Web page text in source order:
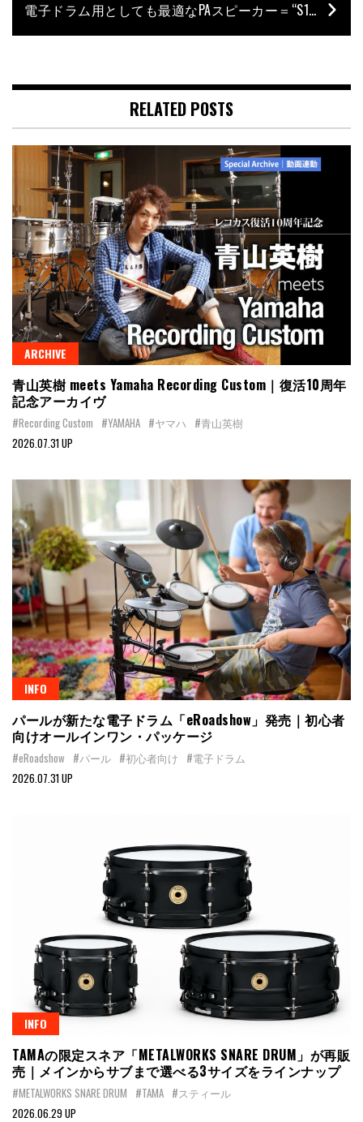
電子ドラム用としても最適なPAスピーカー＝“S1 Pro”のバッテリー非搭載モデル
RELATED POSTS
ARCHIVE
青山英樹 meets Yamaha Recording Custom｜復活10周年
記念アーカイヴ
#Recording Custom #YAMAHA #ヤマハ #青山英樹
2026.07.31 UP
INFO
パールが新たな電子ドラム「eRoadshow」発売｜初心者
向けオールインワン・パッケージ
#eRoadshow #パール #初心者向け #電子ドラム
2026.07.31 UP
INFO
TAMAの限定スネア「METALWORKS SNARE DRUM」が再販
売｜メインからサブまで選べる3サイズをラインナップ
#METALWORKS SNARE DRUM #TAMA #スティール
2026.06.29 UP